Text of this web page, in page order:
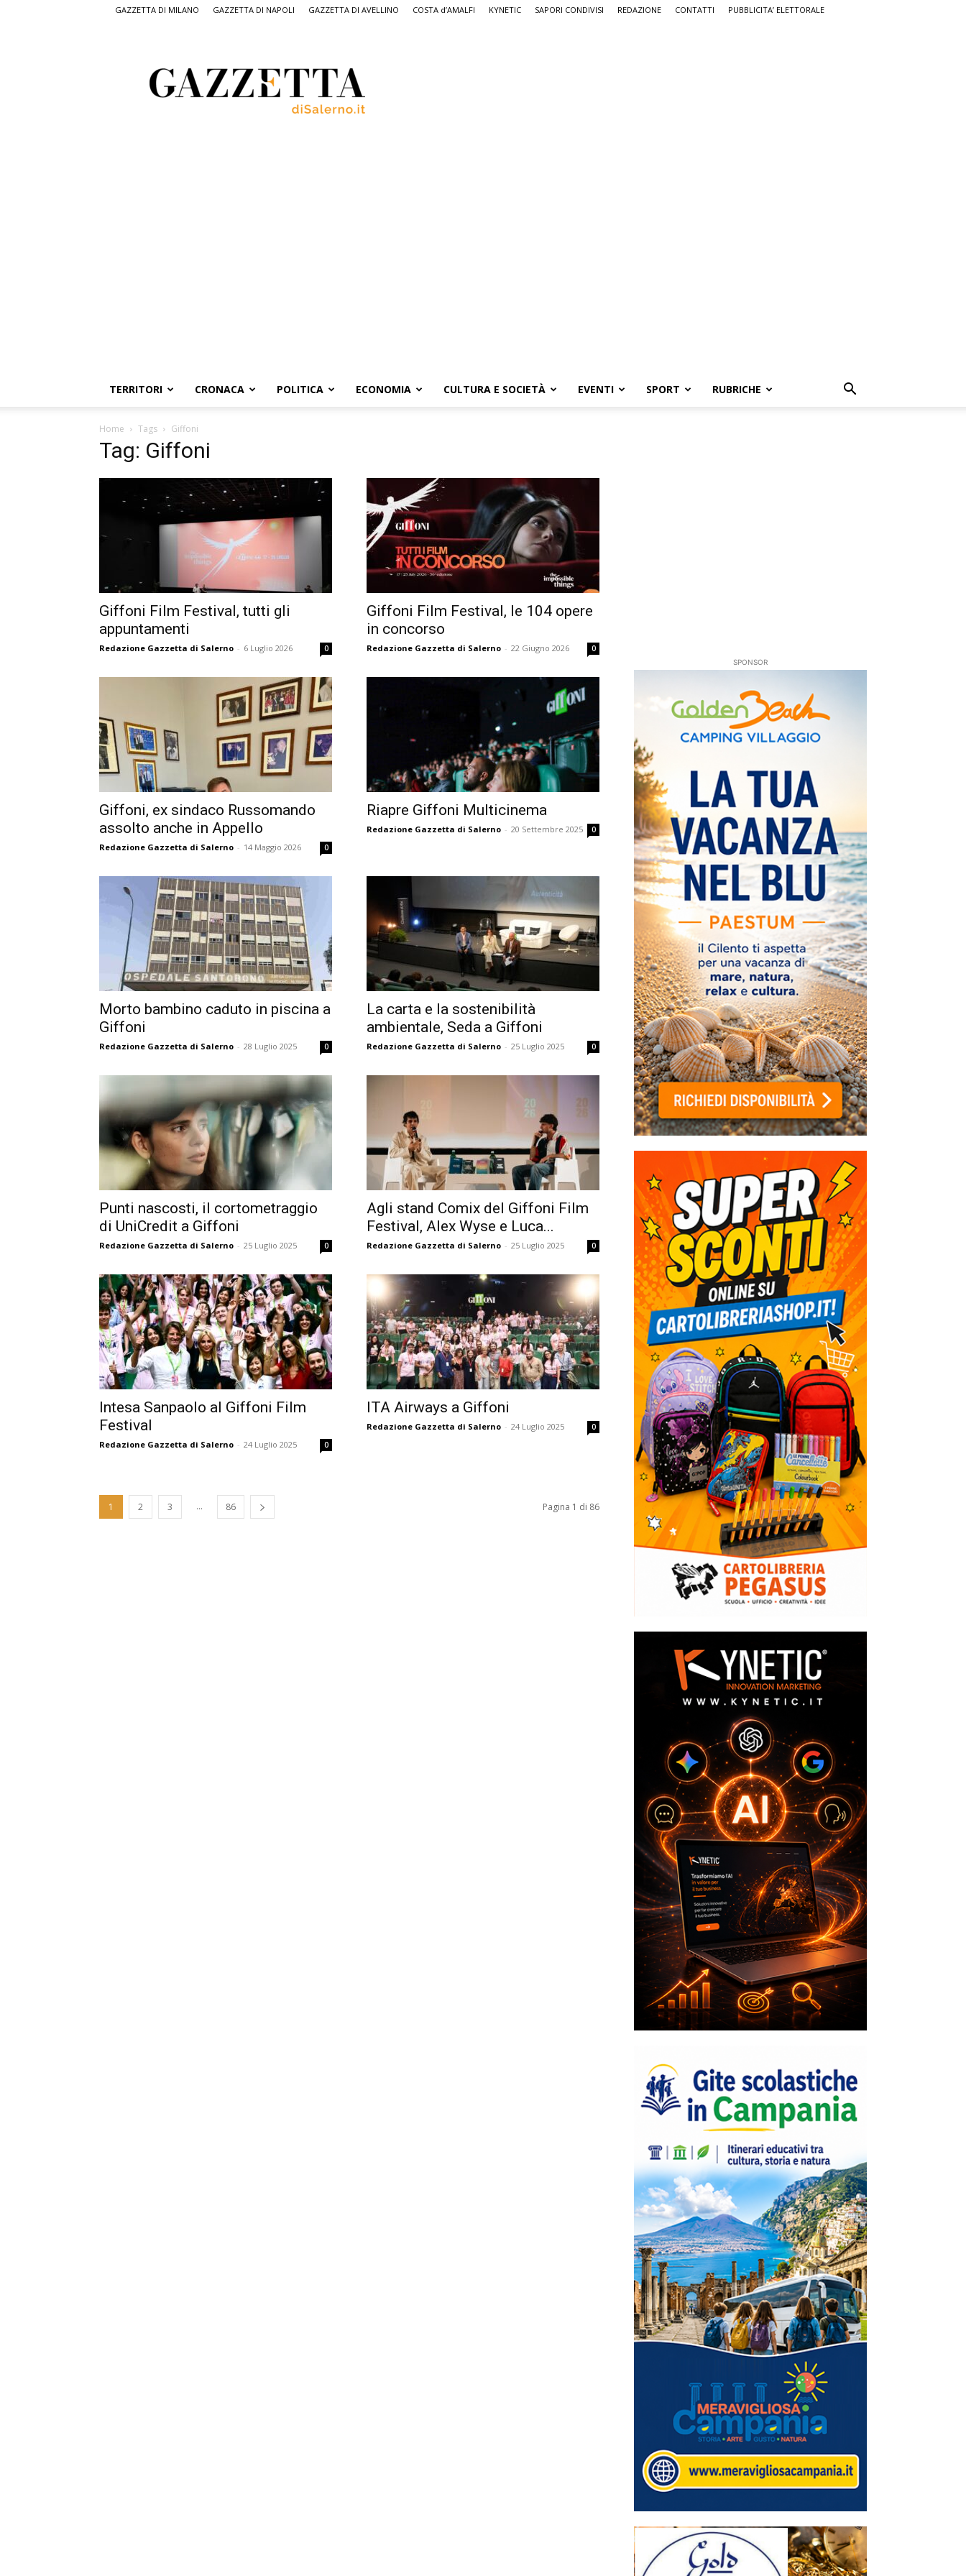
GAZZETTA DI MILANO GAZZETTA DI NAPOLI GAZZETTA DI AVELLINO COSTA d’AMALFI KYNETIC SAPORI CONDIVISI REDAZIONE CONTATTI PUBBLICITA’ ELETTORALE
Salerno,
il
quotidiano
TERRITORI CRONACA POLITICA ECONOMIA CULTURA E SOCIETÀ EVENTI SPORT RUBRICHE
Home Tags Giffoni
Tag: Giffoni
Giffoni Film Festival, tutti gli
appuntamenti
Redazione Gazzetta di Salerno - 6 Luglio 2026 0
Giffoni Film Festival, le 104 opere
in concorso
Redazione Gazzetta di Salerno - 22 Giugno 2026 0
Giffoni, ex sindaco Russomando
assolto anche in Appello
Redazione Gazzetta di Salerno - 14 Maggio 2026 0
Riapre Giffoni Multicinema
Redazione Gazzetta di Salerno - 20 Settembre 2025 0
Morto bambino caduto in piscina a
Giffoni
Redazione Gazzetta di Salerno - 28 Luglio 2025 0
La carta e la sostenibilità
ambientale, Seda a Giffoni
Redazione Gazzetta di Salerno - 25 Luglio 2025 0
Punti nascosti, il cortometraggio
di UniCredit a Giffoni
Redazione Gazzetta di Salerno - 25 Luglio 2025 0
Agli stand Comix del Giffoni Film
Festival, Alex Wyse e Luca...
Redazione Gazzetta di Salerno - 25 Luglio 2025 0
Intesa Sanpaolo al Giffoni Film
Festival
Redazione Gazzetta di Salerno - 24 Luglio 2025 0
ITA Airways a Giffoni
Redazione Gazzetta di Salerno - 24 Luglio 2025 0
1 2 3 ... 86 Pagina 1 di 86
SPONSOR